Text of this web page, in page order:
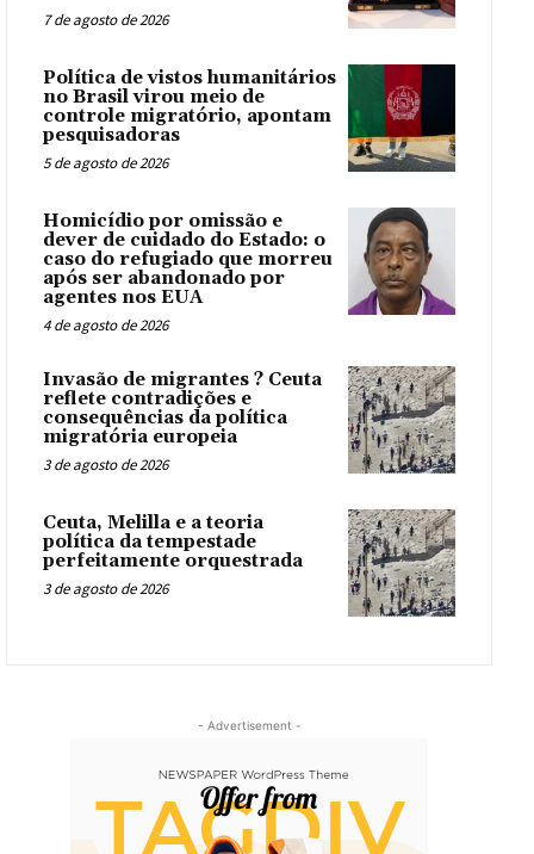
7 de agosto de 2026
Política de vistos humanitários
no Brasil virou meio de
controle migratório, apontam
pesquisadoras
5 de agosto de 2026
Homicídio por omissão e
dever de cuidado do Estado: o
caso do refugiado que morreu
após ser abandonado por
agentes nos EUA
4 de agosto de 2026
Invasão de migrantes ? Ceuta
reflete contradições e
consequências da política
migratória europeia
3 de agosto de 2026
Ceuta, Melilla e a teoria
política da tempestade
perfeitamente orquestrada
3 de agosto de 2026
- Advertisement -